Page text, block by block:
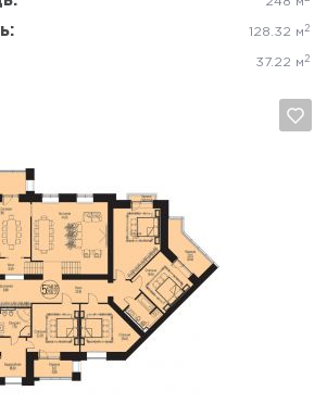
128.32 м 2
37.22 м 2
Да, удалить Отмена